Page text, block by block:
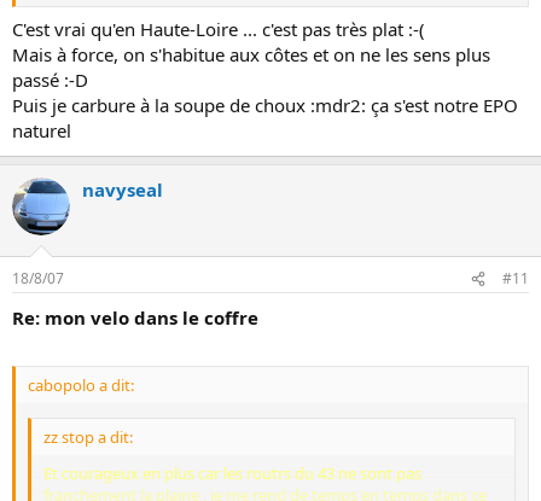
C'est vrai qu'en Haute-Loire ... c'est pas très plat :-(
Mais à force, on s'habitue aux côtes et on ne les sens plus
passé :-D
Puis je carbure à la soupe de choux :mdr2: ça s'est notre EPO
naturel
navyseal
18/8/07 #11
Re: mon velo dans le coffre
cabopolo a dit:
zz stop a dit:
Et courageux en plus car les routrs du 43 ne sont pas
franchement la plaine , je me rend de temps en temps dans ce